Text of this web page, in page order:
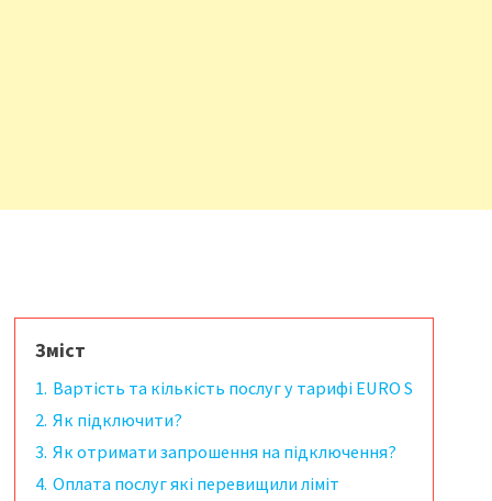
Зміст
1. Вартість та кількість послуг у тарифі EURO S
2. Як підключити?
3. Як отримати запрошення на підключення?
4. Оплата послуг які перевищили ліміт